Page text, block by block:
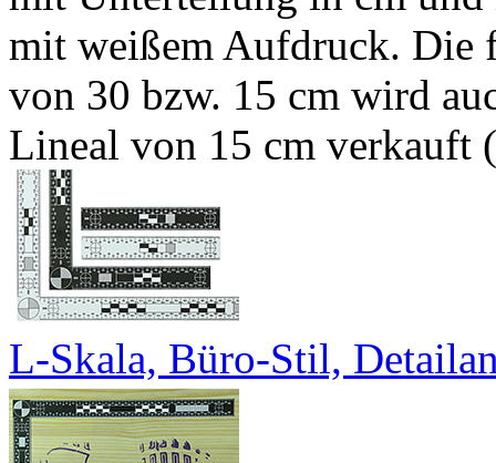
mit weißem Aufdruck. Die
von 30 bzw. 15 cm wird
Lineal von 15 cm verkauft
L-Skala, Büro-Stil,